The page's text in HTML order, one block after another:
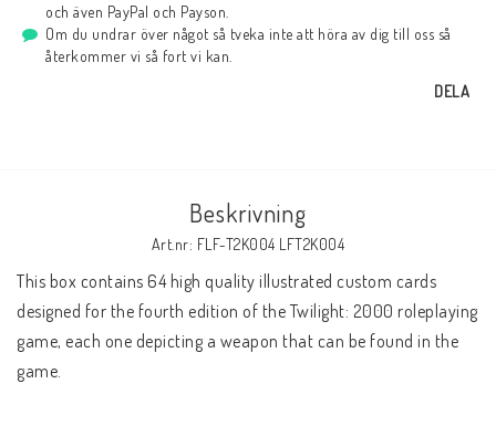
och även PayPal och Payson.
Om du undrar över något så tveka inte att höra av dig till oss så
återkommer vi så fort vi kan.
DELA
Beskrivning
Art.nr: FLF-T2K004 LFT2K004
This box contains 64 high quality illustrated custom cards
designed for the fourth edition of the Twilight: 2000 roleplaying
game, each one depicting a weapon that can be found in the
game.